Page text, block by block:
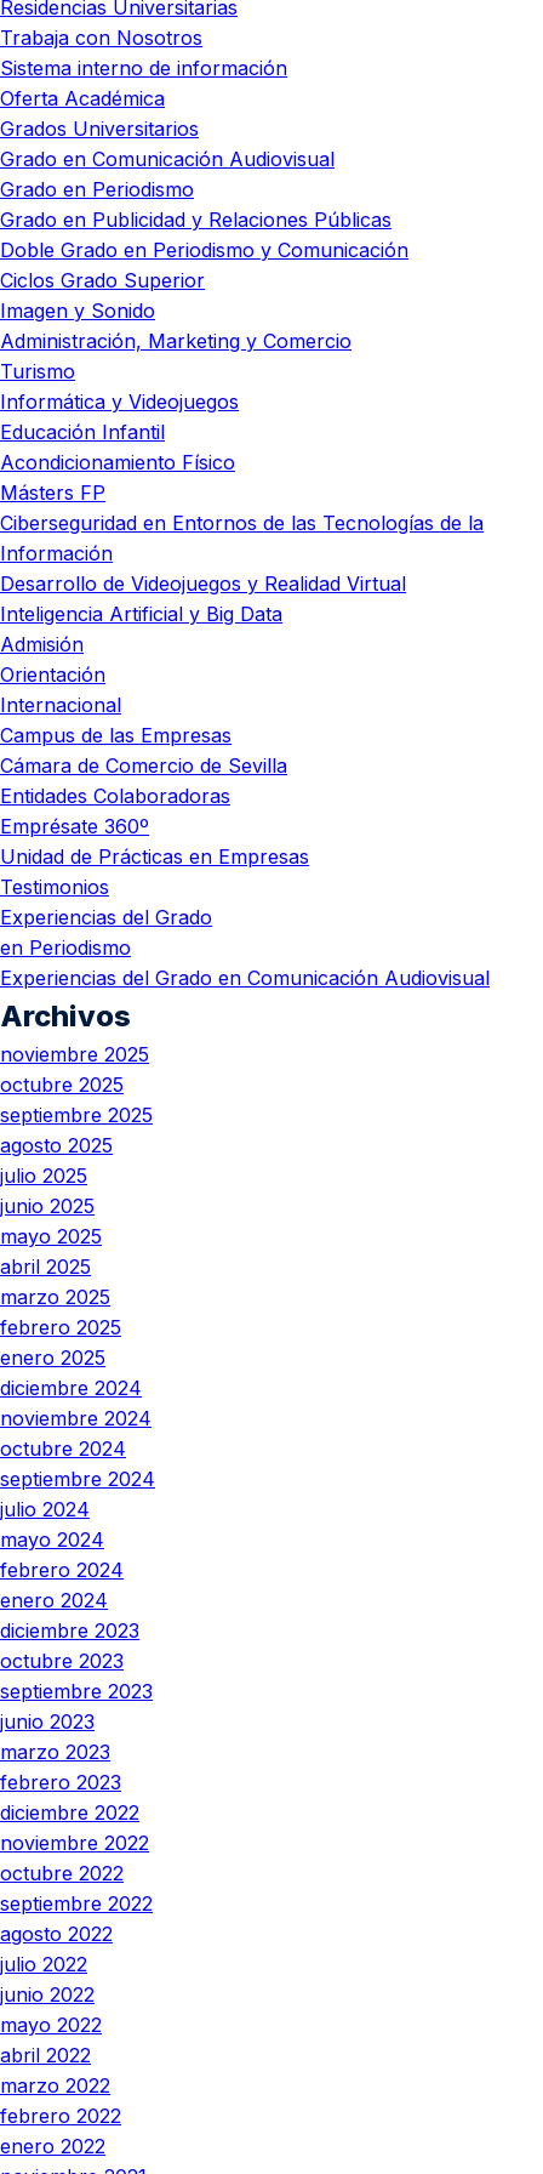
Residencias Universitarias
Trabaja con Nosotros
Sistema interno de información
Oferta Académica
Grados Universitarios
Grado en Comunicación Audiovisual
Grado en Periodismo
Grado en Publicidad y Relaciones Públicas
Doble Grado en Periodismo y Comunicación
Ciclos Grado Superior
Imagen y Sonido
Administración, Marketing y Comercio
Turismo
Informática y Videojuegos
Educación Infantil
Acondicionamiento Físico
Másters FP
Ciberseguridad en Entornos de las Tecnologías de la
Información
Desarrollo de Videojuegos y Realidad Virtual
Inteligencia Artificial y Big Data
Admisión
Orientación
Internacional
Campus de las Empresas
Cámara de Comercio de Sevilla
Entidades Colaboradoras
Emprésate 360º
Unidad de Prácticas en Empresas
Testimonios
Experiencias del Grado
en Periodismo
Experiencias del Grado en Comunicación Audiovisual
Archivos
noviembre 2025
octubre 2025
septiembre 2025
agosto 2025
julio 2025
junio 2025
mayo 2025
abril 2025
marzo 2025
febrero 2025
enero 2025
diciembre 2024
noviembre 2024
octubre 2024
septiembre 2024
julio 2024
mayo 2024
febrero 2024
enero 2024
diciembre 2023
octubre 2023
septiembre 2023
junio 2023
marzo 2023
febrero 2023
diciembre 2022
noviembre 2022
octubre 2022
septiembre 2022
agosto 2022
julio 2022
junio 2022
mayo 2022
abril 2022
marzo 2022
febrero 2022
enero 2022